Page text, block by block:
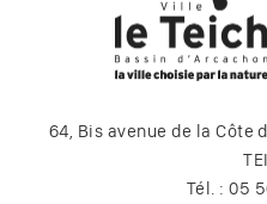
64, Bis avenue de la Côte
Tél. : 05